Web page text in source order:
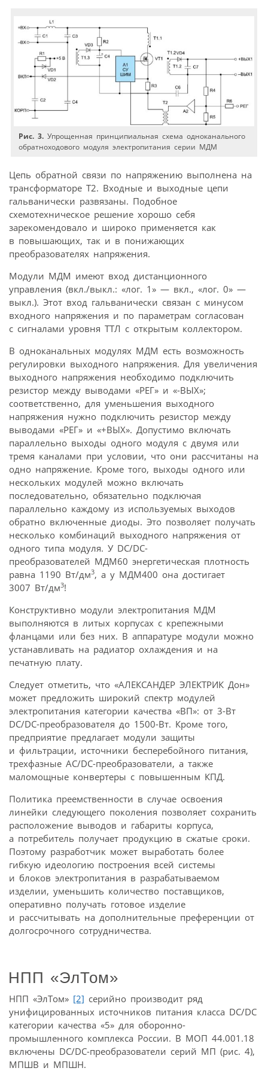
Рис. 3. Упрощенная принципиальная схема одноканального
обратноходового модуля электропитания серии МДМ
Цепь обратной связи по напряжению выполнена на
трансформаторе Т2. Входные и выходные цепи
гальванически развязаны. Подобное
схемотехническое решение хорошо себя
зарекомендовало и широко применяется как
в повышающих, так и в понижающих
преобразователях напряжения.
Модули МДМ имеют вход дистанционного
управления (вкл./выкл.: «лог. 1» — вкл., «лог. 0» —
выкл.). Этот вход гальванически связан с минусом
входного напряжения и по параметрам согласован
с сигналами уровня ТТЛ с открытым коллектором.
В одноканальных модулях МДМ есть возможность
регулировки выходного напряжения. Для увеличения
выходного напряжения необходимо подключить
резистор между выводами «РЕГ» и «-ВЫХ»;
соответственно, для уменьшения выходного
напряжения нужно подключить резистор между
выводами «РЕГ» и «+ВЫХ». Допустимо включать
параллельно выходы одного модуля с двумя или
тремя каналами при условии, что они рассчитаны на
одно напряжение. Кроме того, выходы одного или
нескольких модулей можно включать
последовательно, обязательно подключая
параллельно каждому из используемых выходов
обратно включенные диоды. Это позволяет получать
несколько комбинаций выходного напряжения от
одного типа модуля. У DC/DC-
преобразователей МДМ60 энергетическая плотность
равна 1190 Вт/дм3, а у МДМ400 она достигает
3007 Вт/дм3!
Конструктивно модули электропитания МДМ
выполняются в литых корпусах с крепежными
фланцами или без них. В аппаратуре модули можно
устанавливать на радиатор охлаждения и на
печатную плату.
Следует отметить, что «АЛЕКСАНДЕР ЭЛЕКТРИК Дон»
может предложить широкий спектр модулей
электропитания категории качества «ВП»: от 3-Вт
DC/DC-преобразователя до 1500-Вт. Кроме того,
предприятие предлагает модули защиты
и фильтрации, источники бесперебойного питания,
трехфазные AC/DC-преобразователи, а также
маломощные конвертеры с повышенным КПД.
Политика преемственности в случае освоения
линейки следующего поколения позволяет сохранить
расположение выводов и габариты корпуса,
а потребитель получает продукцию в сжатые сроки.
Поэтому разработчик может выработать более
гибкую идеологию построения всей системы
и блоков электропитания в разрабатываемом
изделии, уменьшить количество поставщиков,
оперативно получать готовое изделие
и рассчитывать на дополнительные преференции от
долгосрочного сотрудничества.
НПП «ЭлТом»
НПП «ЭлТом» [2] серийно производит ряд
унифицированных источников питания класса DC/DC
категории качества «5» для оборонно-
промышленного комплекса России. В МОП 44.001.18
включены DC/DC-преобразователи серий МП (рис. 4),
МПШВ и МПШН.